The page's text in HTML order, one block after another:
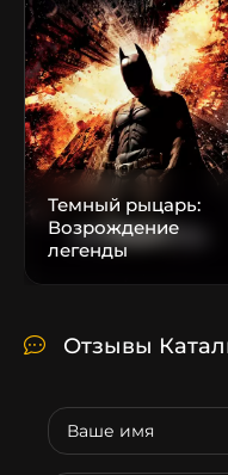
Темный рыцарь:
Возрождение
легенды
Отзывы